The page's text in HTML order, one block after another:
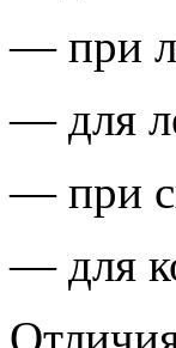
— при
— для
— при
— для